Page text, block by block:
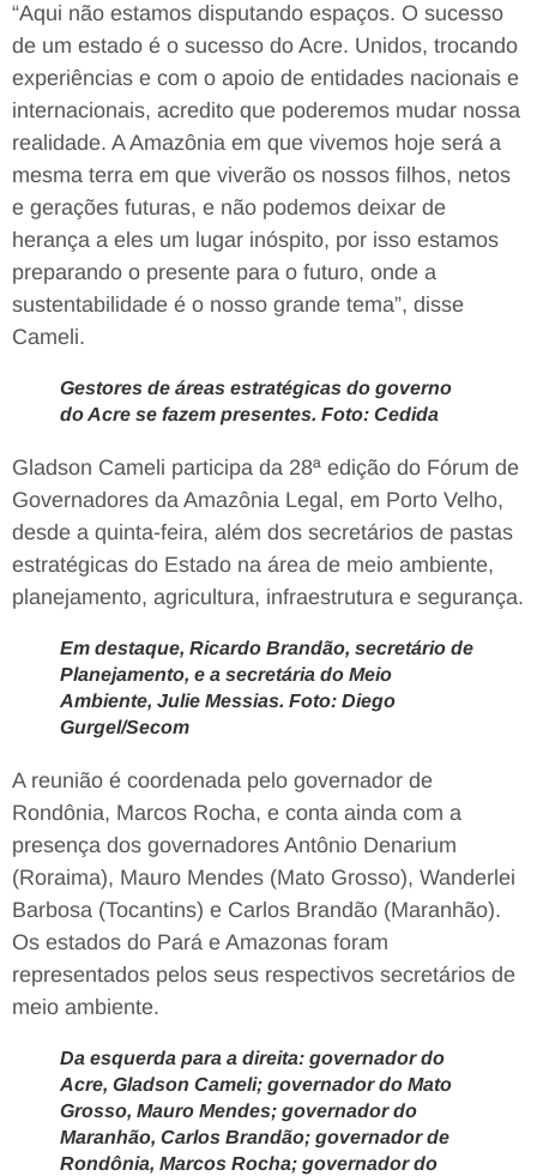
“Aqui não estamos disputando espaços. O sucesso
de um estado é o sucesso do Acre. Unidos, trocando
experiências e com o apoio de entidades nacionais e
internacionais, acredito que poderemos mudar nossa
realidade. A Amazônia em que vivemos hoje será a
mesma terra em que viverão os nossos filhos, netos
e gerações futuras, e não podemos deixar de
herança a eles um lugar inóspito, por isso estamos
preparando o presente para o futuro, onde a
sustentabilidade é o nosso grande tema”, disse
Cameli.
Gestores de áreas estratégicas do governo
do Acre se fazem presentes. Foto: Cedida
Gladson Cameli participa da 28ª edição do Fórum de
Governadores da Amazônia Legal, em Porto Velho,
desde a quinta-feira, além dos secretários de pastas
estratégicas do Estado na área de meio ambiente,
planejamento, agricultura, infraestrutura e segurança.
Em destaque, Ricardo Brandão, secretário de
Planejamento, e a secretária do Meio
Ambiente, Julie Messias. Foto: Diego
Gurgel/Secom
A reunião é coordenada pelo governador de
Rondônia, Marcos Rocha, e conta ainda com a
presença dos governadores Antônio Denarium
(Roraima), Mauro Mendes (Mato Grosso), Wanderlei
Barbosa (Tocantins) e Carlos Brandão (Maranhão).
Os estados do Pará e Amazonas foram
representados pelos seus respectivos secretários de
meio ambiente.
Da esquerda para a direita: governador do
Acre, Gladson Cameli; governador do Mato
Grosso, Mauro Mendes; governador do
Maranhão, Carlos Brandão; governador de
Rondônia, Marcos Rocha; governador do